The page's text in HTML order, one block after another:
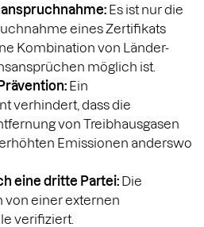
Es ist nur die
eines Zertifikats
Kombination von Länder-
möglich ist.
Ein
verhindert, dass die
von Treibhausgasen
Emissionen anderswo
eine dritte Partei: Die
von einer externen
verifiziert.